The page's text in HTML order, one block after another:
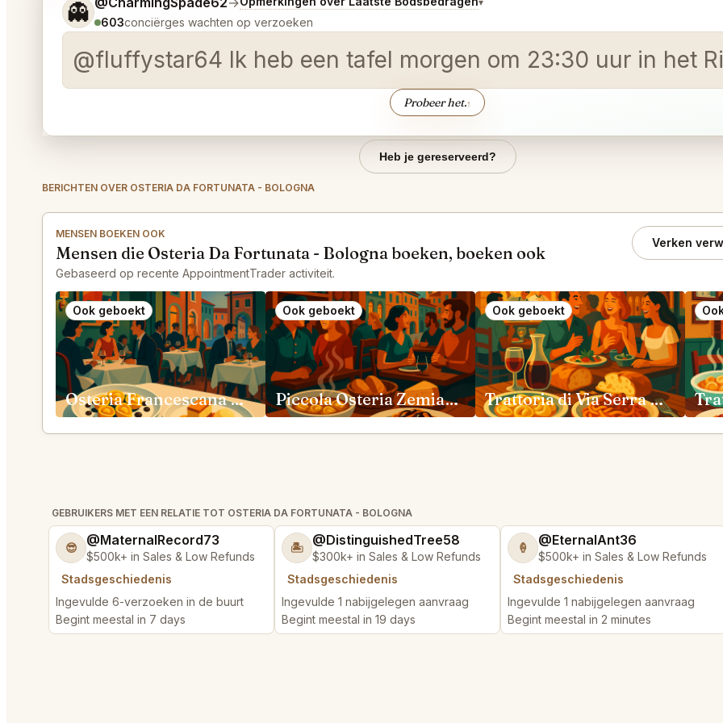
👻 603conciërges wachten op verzoeken
@fluffystar64 Ik heb een tafel morgen om 23:30 uur in het
Probeer het.↑
Heb je gereserveerd?
BERICHTEN OVER OSTERIA DA FORTUNATA - BOLOGNA
MENSEN BOEKEN OOK
Mensen die Osteria Da Fortunata - Bologna boeken, boeken ook
Gebaseerd op recente AppointmentTrader activiteit.
Verken
Ook geboekt
Osteria Francescana Modena
Ook geboekt
Piccola Osteria Zemian Modena
Ook geboekt
Trattoria di Via Serra Bologna
GEBRUIKERS MET EEN RELATIE TOT OSTERIA DA FORTUNATA - BOLOGNA
😎 @MaternalRecord73
$500k+ in Sales & Low Refunds
Stadsgeschiedenis
Ingevulde 6-verzoeken in de buurt
Begint meestal in 7 days
🏝️ @DistinguishedTree58
$300k+ in Sales & Low Refunds
Stadsgeschiedenis
Ingevulde 1 nabijgelegen aanvraag
Begint meestal in 19 days
🍦 @EternalAnt36
$500k+ in Sales & Low Refunds
Stadsgeschiedenis
Ingevulde 1 nabijgelegen aanvraag
Begint meestal in 2 minutes